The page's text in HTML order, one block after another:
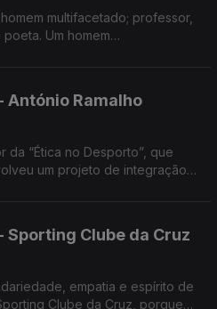
multifacetado; professor,
Um homem
António Ramalho
da “Ética no Desporto”, que
um projeto de integração
Clube da Cruz
empatia e espírito de
Clube da Cruz, porque